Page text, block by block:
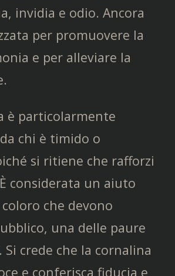
invidia e odio. Ancora
per promuovere la
e per alleviare la
è particolarmente
chi è timido o
si ritiene che rafforzi
considerata un aiuto
che devono
una delle paure
crede che la cornalina
e conferisca fiducia e